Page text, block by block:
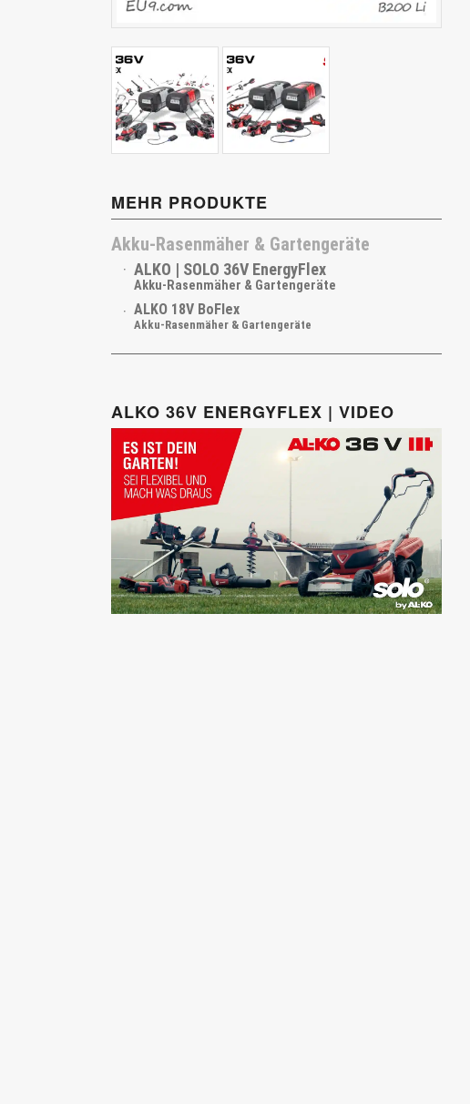
MEHR PRODUKTE
Akku-Rasenmäher & Gartengeräte
ALKO | SOLO 36V EnergyFlex
Akku-Rasenmäher & Gartengeräte
ALKO 18V BoFlex
Akku-Rasenmäher & Gartengeräte
ALKO 36V ENERGYFLEX | VIDEO